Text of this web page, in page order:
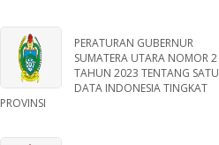
PERATURAN GUBERNUR
SUMATERA UTARA NOMOR 2
TAHUN 2023 TENTANG SATU
DATA INDONESIA TINGKAT
PROVINSI